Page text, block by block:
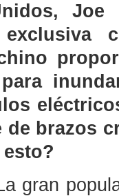
de brazos
gran